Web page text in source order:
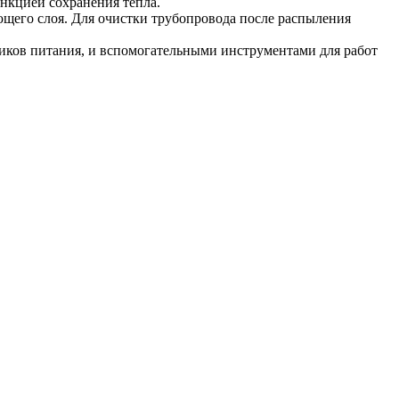
слоя. Для очистки трубопровода после распыления
питания, и вспомогательными инструментами для работ